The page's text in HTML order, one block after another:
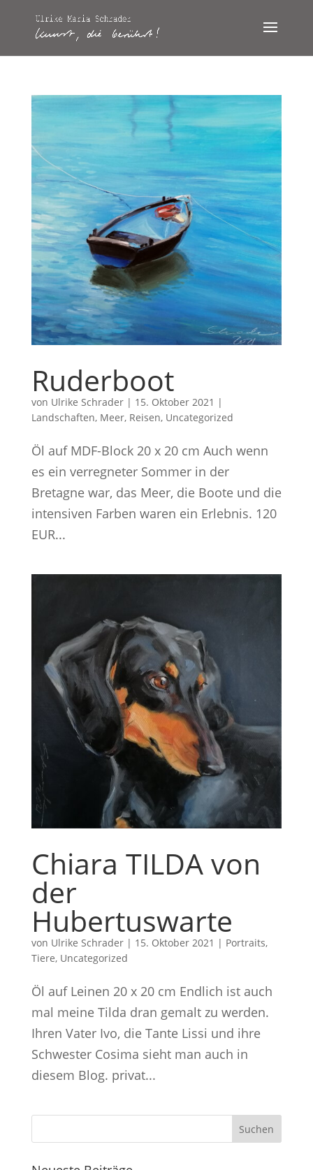
Ruderboot
von Ulrike Schrader| 15. Oktober 2021 |
Landschaften, Meer, Reisen, Uncategorized
Öl auf MDF-Block 20 x 20 cm Auch wenn
es ein verregneter Sommer in der
Bretagne war, das Meer, die Boote und die
intensiven Farben waren ein Erlebnis. 120
EUR...
Chiara TILDA von
der
Hubertuswarte
von Ulrike Schrader| 15. Oktober 2021 | Portraits,
Tiere, Uncategorized
Öl auf Leinen 20 x 20 cm Endlich ist auch
mal meine Tilda dran gemalt zu werden.
Ihren Vater Ivo, die Tante Lissi und ihre
Schwester Cosima sieht man auch in
diesem Blog. privat...